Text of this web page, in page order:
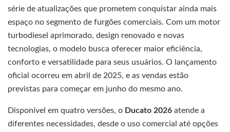
série de atualizações que prometem conquistar ainda mais
espaço no segmento de furgões comerciais. Com um motor
turbodiesel aprimorado, design renovado e novas
tecnologias, o modelo busca oferecer maior eficiência,
conforto e versatilidade para seus usuários. O lançamento
oficial ocorreu em abril de 2025, e as vendas estão
previstas para começar em junho do mesmo ano.
Disponível em quatro versões, o Ducato 2026 atende a
diferentes necessidades, desde o uso comercial até opções